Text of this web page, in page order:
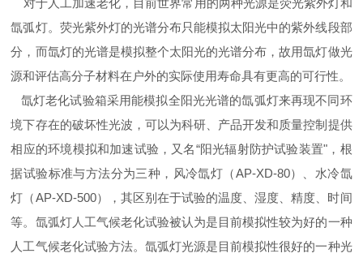
对于人工加速老化，目前世界常用的两种光源是荧光紫外灯和
氙弧灯。荧光紫外灯的光谱分布只能模拟太阳光中的紫外线段部
分，而氙灯的光谱是模拟整个太阳光的光谱分布，故用氙灯做光
源和评估高分子材料在户外的实际使用寿命具有更高的可行性。
氙灯老化试验箱采用能模拟全阳光光谱的氙弧灯来再现不同环
境下存在的破坏性光波，可以为科研、产品开发和质量控制提供
相应的环境模拟和加速试验，又名“阳光辐射防护试验装置"，根
据试验标准与方法分为三种，风冷氙灯（AP-XD-80）、水冷氙
灯（AP-XD-500），其区别在于试验的温度、湿度、精度、时间
等。氙弧灯人工气候老化试验被认为是目前模拟性较为好的一种
人工气候老化试验方法。氙弧灯光源是目前模拟性很好的一种光